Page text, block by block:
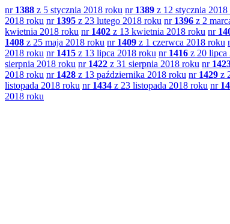
nr 1388 z 5 stycznia 2018 roku nr 1389 z 12 stycznia 2018
2018 roku nr 1395 z 23 lutego 2018 roku nr 1396 z 2
kwietnia 2018 roku nr 1402 z 13 kwietnia 2018 roku nr
1408 z 25 maja 2018 roku nr 1409 z 1 czerwca 2018 roku
2018 roku nr 1415 z 13 lipca 2018 roku nr 1416 z 20 lipca
sierpnia 2018 roku nr 1422 z 31 sierpnia 2018 roku nr
2018 roku nr 1428 z 13 października 2018 roku nr 1429 z
listopada 2018 roku nr 1434 z 23 listopada 2018 roku nr
2018 roku